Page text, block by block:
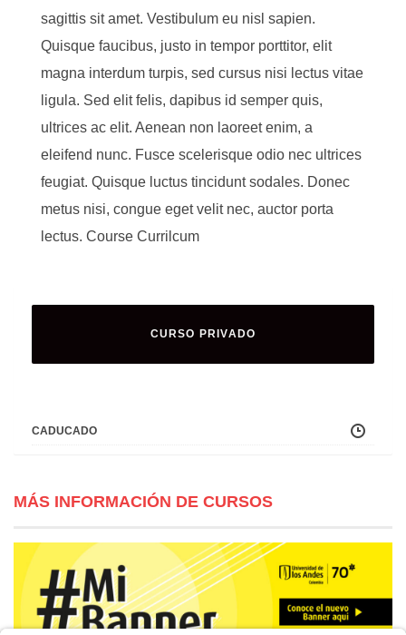
sagittis sit amet. Vestibulum eu nisl sapien.
Quisque faucibus, justo in tempor porttitor, elit
magna interdum turpis, sed cursus nisi lectus vitae
ligula. Sed elit felis, dapibus id semper quis,
ultrices ac elit. Aenean non laoreet enim, a
eleifend nunc. Fusce scelerisque odio nec ultrices
feugiat. Quisque luctus tincidunt sodales. Donec
metus nisi, congue eget velit nec, auctor porta
lectus. Course Currilcum
CURSO PRIVADO
CADUCADO
MÁS INFORMACIÓN DE CURSOS